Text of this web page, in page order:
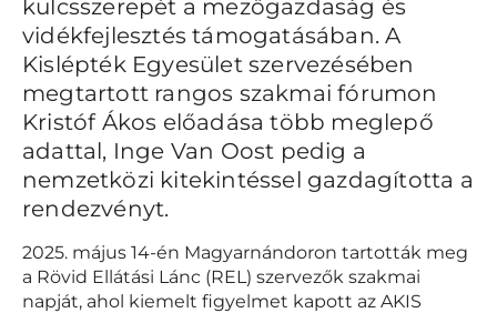
kulcsszerepét a mezőgazdaság és
vidékfejlesztés támogatásában. A
Kislépték Egyesület szervezésében
megtartott rangos szakmai fórumon
Kristóf Ákos előadása több meglepő
adattal, Inge Van Oost pedig a
nemzetközi kitekintéssel gazdagította a
rendezvényt.
2025. május 14-én Magyarnándoron tartották meg
a Rövid Ellátási Lánc (REL) szervezők szakmai
napját, ahol kiemelt figyelmet kapott az AKIS